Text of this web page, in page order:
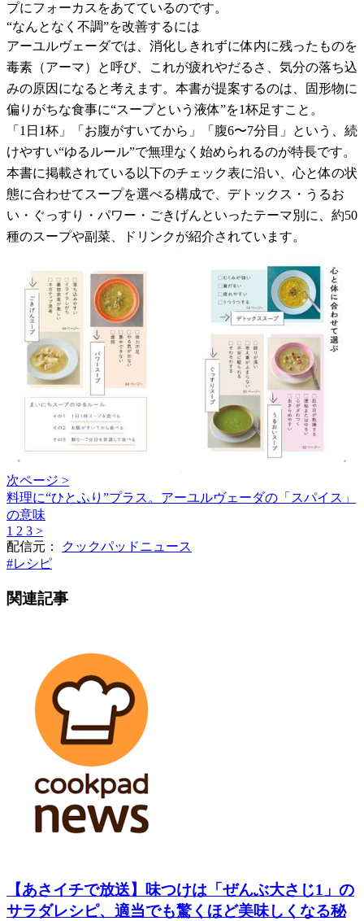
プにフォーカスをあてているのです。
“なんとなく不調”を改善するには
アーユルヴェーダでは、消化しきれずに体内に残ったものを
毒素（アーマ）と呼び、これが疲れやだるさ、気分の落ち込
みの原因になると考えます。本書が提案するのは、固形物に
偏りがちな食事に“スープという液体”を1杯足すこと。
「1日1杯」「お腹がすいてから」「腹6〜7分目」という、続
けやすい“ゆるルール”で無理なく始められるのが特長です。
本書に掲載されている以下のチェック表に沿い、心と体の状
態に合わせてスープを選べる構成で、デトックス・うるお
い・ぐっすり・パワー・ごきげんといったテーマ別に、約50
種のスープや副菜、ドリンクが紹介されています。
次ページ >
料理に“ひとふり”プラス。アーユルヴェーダの「スパイス」
の意味
1 2 3 >
配信元：
クックパッドニュース
#レシピ
関連記事
【あさイチで放送】味つけは「ぜんぶ大さじ1」の
サラダレシピ、適当でも驚くほど美味しくなる秘